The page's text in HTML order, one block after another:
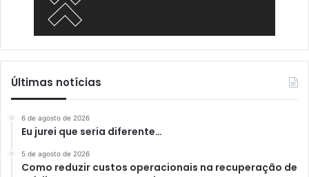
Últimas notícias
6 de agosto de 2026
Eu jurei que seria diferente…
5 de agosto de 2026
Como reduzir custos operacionais na recuperação de